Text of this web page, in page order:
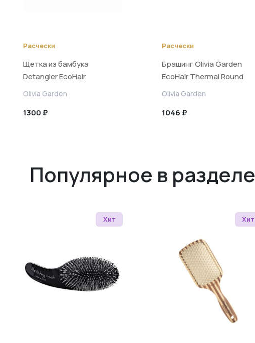
Расчески
Щетка из бамбука
Detangler EcoHair
Olivia Garden
1300 ₽
Расчески
Брашинг Olivia Garden
EcoHair Thermal Round
Brush 24 мм
Olivia Garden
1046 ₽
Популярное в разделе
Хит Хит